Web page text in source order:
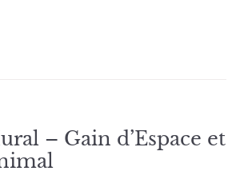
– Gain d’Espace et